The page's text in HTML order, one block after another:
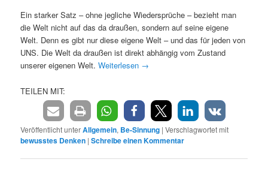
Ein starker Satz – ohne jegliche Wiedersprüche – bezieht man
die Welt nicht auf das da draußen, sondern auf seine eigene
Welt. Denn es gibt nur diese eigene Welt – und das für jeden von
UNS. Die Welt da draußen ist direkt abhängig vom Zustand
unserer eigenen Welt.Weiterlesen →
TEILEN MIT:
Veröffentlicht unterAllgemein, Be-Sinnung |Verschlagwortet mit
bewusstes Denken |Schreibe einen Kommentar